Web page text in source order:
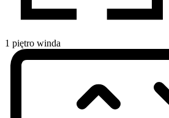
1 piętro winda